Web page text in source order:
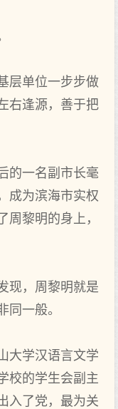
单位一步步做
右逢源，善于把
一名副市长毫
成为滨海市实权
周黎明的身上，
，周黎明就是
同一般。
学汉语言文学
校的学生会副主
入了党，最为关